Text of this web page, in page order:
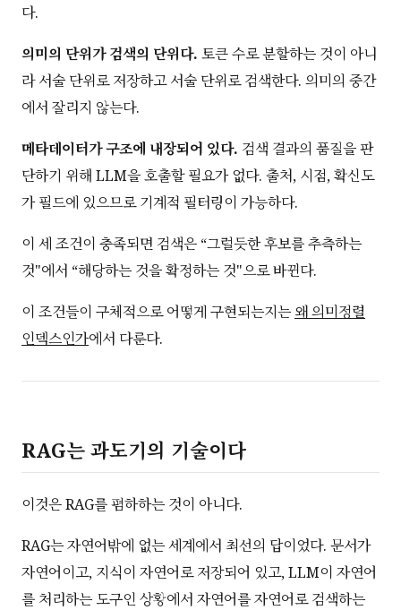
다.
의미의 단위가 검색의 단위다. 토큰 수로 분할하는 것이 아니
라 서술 단위로 저장하고 서술 단위로 검색한다. 의미의 중간
에서 잘리지 않는다.
메타데이터가 구조에 내장되어 있다. 검색 결과의 품질을 판
단하기 위해 LLM을 호출할 필요가 없다. 출처, 시점, 확신도
가 필드에 있으므로 기계적 필터링이 가능하다.
이 세 조건이 충족되면 검색은 “그럴듯한 후보를 추측하는
것"에서 “해당하는 것을 확정하는 것"으로 바뀐다.
이 조건들이 구체적으로 어떻게 구현되는지는 왜 의미정렬
인덱스인가에서 다룬다.
RAG는 과도기의 기술이다
이것은 RAG를 폄하하는 것이 아니다.
RAG는 자연어밖에 없는 세계에서 최선의 답이었다. 문서가
자연어이고, 지식이 자연어로 저장되어 있고, LLM이 자연어
를 처리하는 도구인 상황에서 자연어를 자연어로 검색하는